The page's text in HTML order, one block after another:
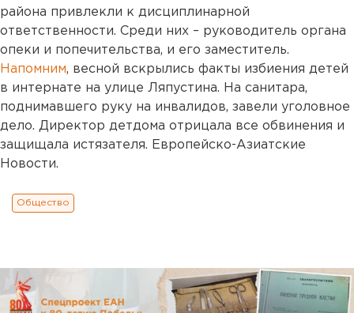
района привлекли к дисциплинарной
ответственности. Среди них – руководитель органа
опеки и попечительства, и его заместитель.
Напомним, весной вскрылись факты избиения детей
в интернате на улице Ляпустина. На санитара,
поднимавшего руку на инвалидов, завели уголовное
дело. Директор детдома отрицала все обвинения и
защищала истязателя. Европейско-Азиатские
Новости.
Общество